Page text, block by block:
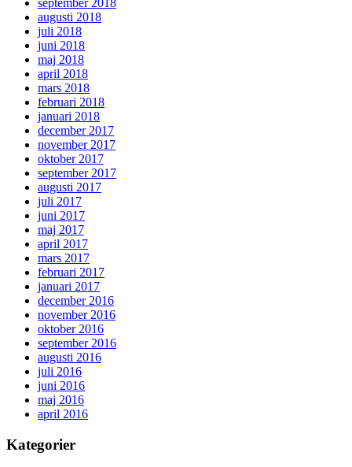
augusti 2018
juli 2018
juni 2018
maj 2018
april 2018
mars 2018
februari 2018
januari 2018
december 2017
november 2017
oktober 2017
september 2017
augusti 2017
juli 2017
juni 2017
maj 2017
april 2017
mars 2017
februari 2017
januari 2017
december 2016
november 2016
oktober 2016
september 2016
augusti 2016
juli 2016
juni 2016
maj 2016
april 2016
Kategorier